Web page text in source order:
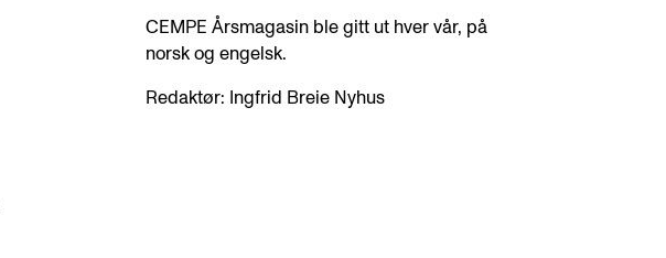
CEMPE Årsmagasin ble gitt ut hver vår, på
norsk og engelsk.
Redaktør: Ingfrid Breie Nyhus